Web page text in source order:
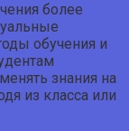
более
обучения и
знания на
из класса или